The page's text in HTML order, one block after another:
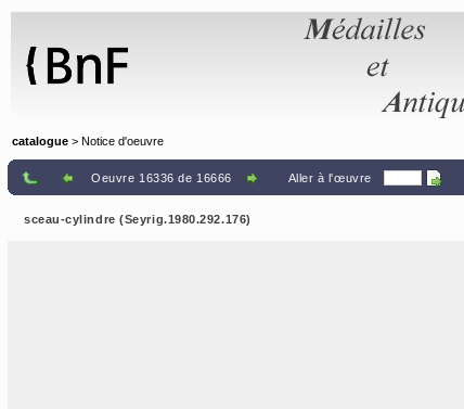
catalogue > Notice d'oeuvre
Oeuvre 16336 de 16666 Aller à l'œuvre
sceau-cylindre (Seyrig.1980.292.176)